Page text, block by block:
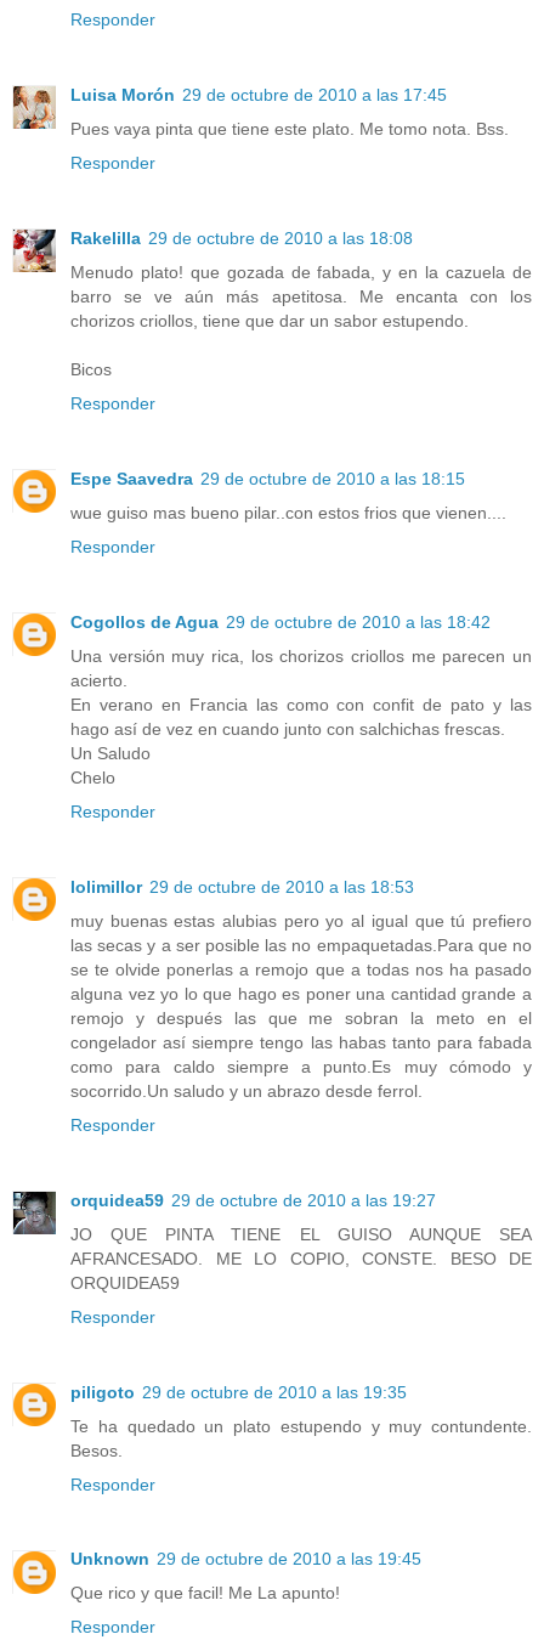
Responder
Luisa Morón 29 de octubre de 2010 a las 17:45
Pues vaya pinta que tiene este plato. Me tomo nota. Bss.
Responder
Rakelilla 29 de octubre de 2010 a las 18:08
Menudo plato! que gozada de fabada, y en la cazuela de
barro se ve aún más apetitosa. Me encanta con los
chorizos criollos, tiene que dar un sabor estupendo.
Bicos
Responder
Espe Saavedra 29 de octubre de 2010 a las 18:15
wue guiso mas bueno pilar..con estos frios que vienen....
Responder
Cogollos de Agua 29 de octubre de 2010 a las 18:42
Una versión muy rica, los chorizos criollos me parecen un
acierto.
En verano en Francia las como con confit de pato y las
hago así de vez en cuando junto con salchichas frescas.
Un Saludo
Chelo
Responder
lolimillor 29 de octubre de 2010 a las 18:53
muy buenas estas alubias pero yo al igual que tú prefiero
las secas y a ser posible las no empaquetadas.Para que no
se te olvide ponerlas a remojo que a todas nos ha pasado
alguna vez yo lo que hago es poner una cantidad grande a
remojo y después las que me sobran la meto en el
congelador así siempre tengo las habas tanto para fabada
como para caldo siempre a punto.Es muy cómodo y
socorrido.Un saludo y un abrazo desde ferrol.
Responder
orquidea59 29 de octubre de 2010 a las 19:27
JO QUE PINTA TIENE EL GUISO AUNQUE SEA
AFRANCESADO. ME LO COPIO, CONSTE. BESO DE
ORQUIDEA59
Responder
piligoto 29 de octubre de 2010 a las 19:35
Te ha quedado un plato estupendo y muy contundente.
Besos.
Responder
Unknown 29 de octubre de 2010 a las 19:45
Que rico y que facil! Me La apunto!
Responder